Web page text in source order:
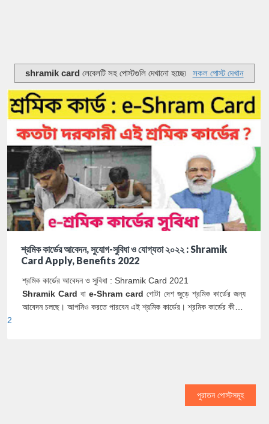
shramik card লেবেলটি সহ পোস্টগুলি দেখানো হচ্ছে৷ সকল পোস্ট দেখান
শ্রমিক কার্ডের আবেদন, সুযোগ-সুবিধা ও যোগ্যতা ২০২২ : Shramik
Card Apply, Benefits 2022
শ্রমিক কার্ডের আবেদন ও সুবিধা : Shramik Card 2021
Shramik Card বাe-Shram card গোটা দেশ জুড়ে শ্রমিক কার্ডের জন্য
আবেদন চলছে। আপনিও করতে পারবেন এই শ্রমিক কার্ডের। শ্রমিক কার্ডের কী…
2
পুরাতন পোস্টসমূহ